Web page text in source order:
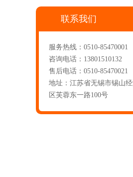
联系我们
服务热线：0510-85470001
咨询电话：13801510132
售后电话：0510-85470021
地址：江苏省无锡市锡山
区芙蓉东一路100号